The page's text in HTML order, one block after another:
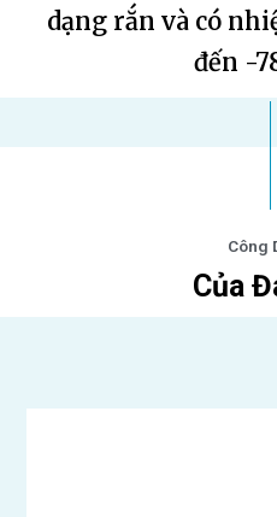
dạng rắn và có
đến -
Công
Của